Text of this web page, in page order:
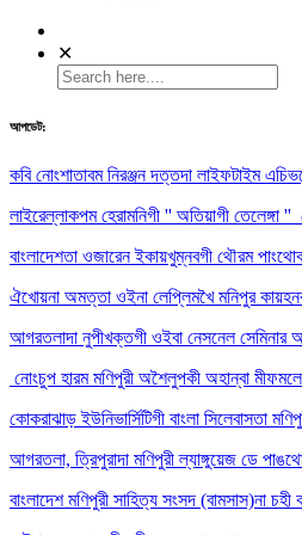
✕
আপডেট:
কবি নোংশাতাবম নিরঞ্জন দত্তদা লাইফটাইম
লাইরেল্লাকপম হেরামনিগী '' অতিয়াগী তেলেঙ্গা
বাংলাদেশতা ওজারেন ইকায়খুম্নবগী থৌরম
ঐখোয়না অমত্তা ওইনা লেপ্লিমখৈ মনিপুর
আগরতলাদা নুপীখক্তগী ওইবা নেসনেল সেমিনার
নোংচুপ হারম মণিপুরী অশৈলুপকী অহান্বা
কোকরাঝাড় ইউনিভার্সিটিগী বাংলা সিলেবাসতা
আগরতলা, ত্রিপুরাদা মণিপুরী ল্যাঙ্গুয়েজ ডে
বাংলাদেশ মণিপুরী সাহিত্য সংসদ (বামসাস)না